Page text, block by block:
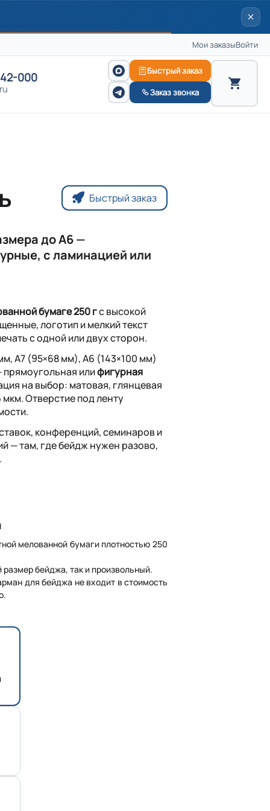
Мои заказыВойти
000
Быстрый заказ
Заказ звонка
Быстрый заказ
до А6 —
с ламинацией или
бумаге 250 гс высокой
логотип и мелкий текст
с одной или двух сторон.
А7 (95×68 мм), А6 (143×100 мм)
илифигурная
на выбор: матовая, глянцевая
мкм. Отверстие под ленту
конференций, семинаров и
— там, где бейдж нужен разово,
мелованной бумаги плотностью 250
бейджа, так и произвольный.
для бейджа не входит в стоимость